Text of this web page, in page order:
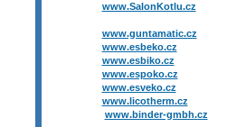
www.SalonKotlu.cz
www.guntamatic.cz
www.esbeko.cz
www.esbiko.cz
www.espoko.cz
www.esveko.cz
www.licotherm.cz
www.binder-gmbh.cz